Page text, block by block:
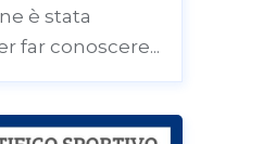
è stata
far conoscere...